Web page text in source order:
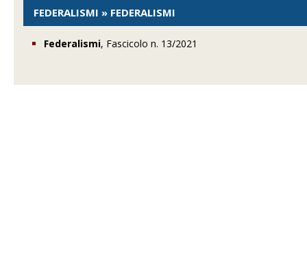
FEDERALISMI » FEDERALISMI
Federalismi, Fascicolo n. 13/2021